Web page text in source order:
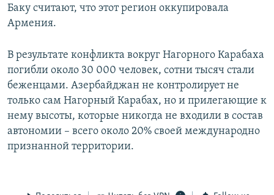
Баку считают, что этот регион оккупировала
Армения.
В результате конфликта вокруг Нагорного Карабаха
погибли около 30 000 человек, сотни тысяч стали
беженцами. Азербайджан не контролирует не
только сам Нагорный Карабах, но и прилегающие к
нему высоты, которые никогда не входили в состав
автономии – всего около 20% своей международно
признанной территории.